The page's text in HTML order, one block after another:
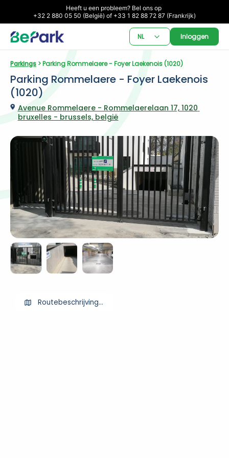
Heeft u een probleem? Bel ons op
+32 2 880 05 50 (België) of +33 1 82 88 72 87 (Frankrijk)
NL Inloggen
Parkings > Parking Rommelaere - Foyer Laekenois (1020)
Parking Rommelaere - Foyer Laekenois
(1020)
Avenue Rommelaere - Rommelaerelaan 17, 1020
bruxelles - brussels, belgië
Routebeschrijving ophalen